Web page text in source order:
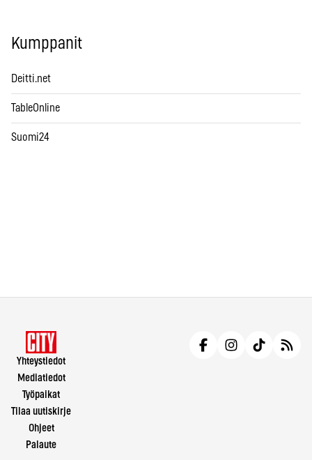
Kumppanit
Deitti.net
TableOnline
Suomi24
Yhteystiedot
Mediatiedot
Työpaikat
Tilaa uutiskirje
Ohjeet
Palaute